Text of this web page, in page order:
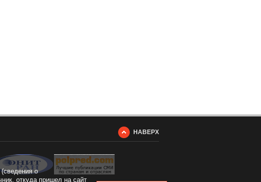
НАВЕРХ
о
откуда пришел на сайт